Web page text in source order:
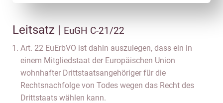
Leitsatz | EuGH C-21/22
Art. 22 EuErbVO ist dahin auszulegen, dass ein in
einem Mitgliedstaat der Europäischen Union
wohnhafter Drittstaatsangehöriger für die
Rechtsnachfolge von Todes wegen das Recht des
Drittstaats wählen kann.